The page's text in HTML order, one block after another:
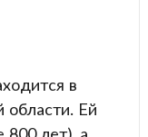
в
области. Ей
800 лет), а